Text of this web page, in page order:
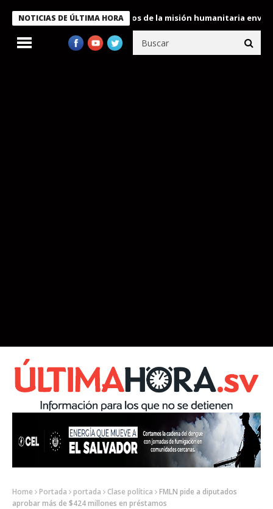
NOTICIAS DE ÚLTIMA HORA
condecora a miembros de la misión humanitaria enviada a
Home Portada portada Clase política
FMLN pide a diputados
aprobar más de $424 millones en préstamos